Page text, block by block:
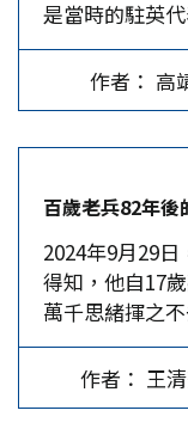
是當時的駐英
回憶錄，揭露
年代台灣經濟
香港、大陸之
談判，但始終
英國運輸部
貨班機自香港
航取得飛航協
敦，華航不肯
事涉政治敏感
回歸前開闢倫
年5月與華航、
作者： 高
百歲老兵82年
2024年9月29
得知，他自17
萬千思緒揮之
心願。一個月
全程陪同其六
唐藩松返鄉消
作者： 王